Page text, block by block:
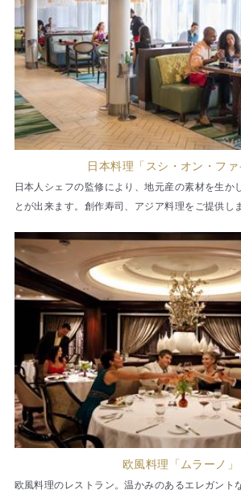
日本料理「スシ・オン・ファ
日本人シェフの監修により、地元産の素材を生か
とが出来ます。創作寿司、アジア料理をご提供し
欧風料理「ムラーノ」
欧風料理のレストラン。温かみのあるエレガント